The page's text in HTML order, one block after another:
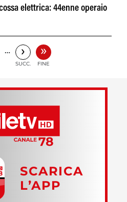
elettrica: 44enne operaio
… ›
SUCC.
»
FINE
SCARICA
L’APP